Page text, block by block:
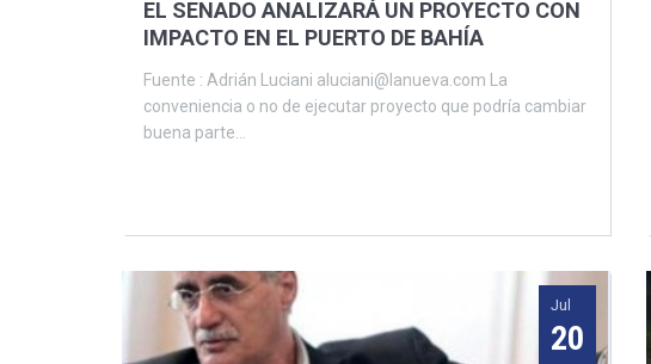
EL SENADO ANALIZARÁ UN PROYECTO CON
IMPACTO EN EL PUERTO DE BAHÍA
Fuente : Adrián Luciani aluciani@lanueva.com La
conveniencia o no de ejecutar proyecto que podría cambiar
buena parte...
Jul
20